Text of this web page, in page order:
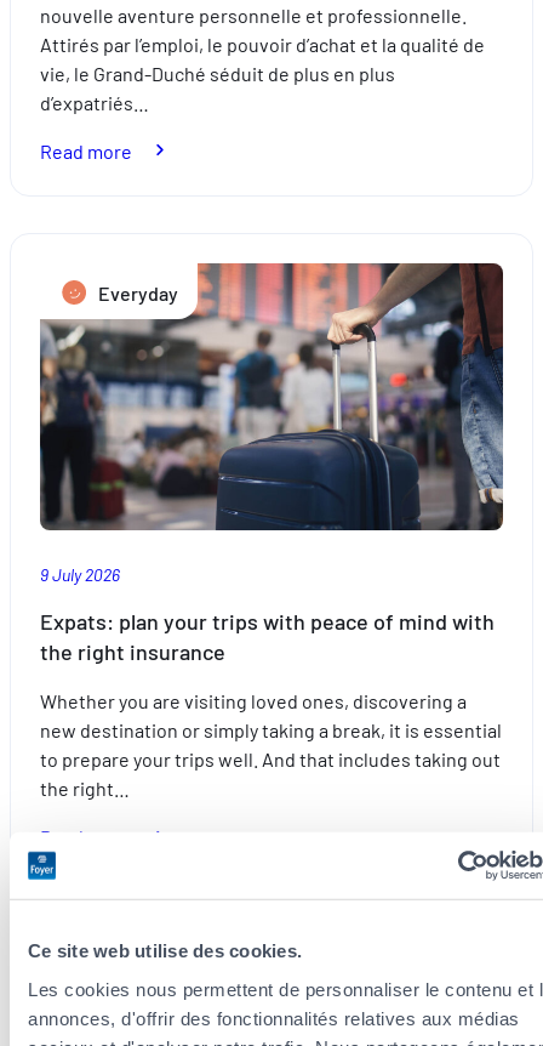
Ce site web utilise des cookies.
Les cookies nous permettent de personnaliser le contenu et
annonces, d'offrir des fonctionnalités relatives aux médias
nouvelle aventure personnelle et professionnelle.
Attirés par l’emploi, le pouvoir d’achat et la qualité de
vie, le Grand-Duché séduit de plus en plus
d’expatriés…
Read more
successfully
settle
in
Luxembourg
Everyday
9 July 2026
Expats: plan your trips with peace of mind with
the right insurance
Whether you are visiting loved ones, discovering a
new destination or simply taking a break, it is essential
to prepare your trips well. And that includes taking out
the right…
Read more
plan
trips
with
peace
of
Home